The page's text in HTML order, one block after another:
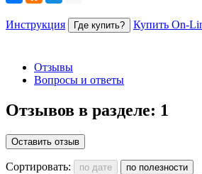
Инструкция Где купить? Купить On-
Отзывы
Вопросы и ответы
Отзывов в разделе: 1
Оставить отзыв
Сортировать: